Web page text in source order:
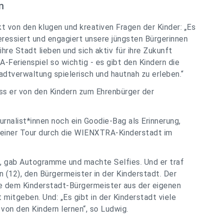
den klugen und kreativen Fragen der Kinder: „Es
und engagiert unsere jüngsten Bürgerinnen
Stadt lieben und sich aktiv für ihre Zukunft
Ferienspiel so wichtig - es gibt den Kindern die
spielerisch und hautnah zu erleben.“
er von den Kindern zum Ehrenbürger der
noch ein Goodie-Bag als Erinnerung,
Tour durch die WIENXTRA-Kinderstadt im
Autogramme und machte Selfies. Und er traf
den Bürgermeister in der Kinderstadt. Der
Kinderstadt-Bürgermeister aus der eigenen
Und: „Es gibt in der Kinderstadt viele
den Kindern lernen“, so Ludwig.